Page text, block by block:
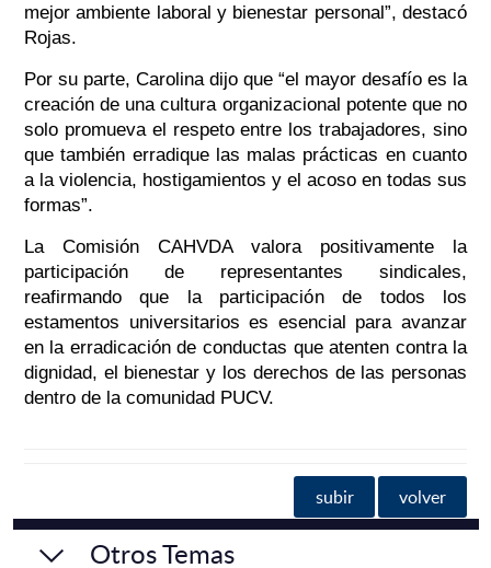
mejor ambiente laboral y bienestar personal”, destacó
Rojas.
Por su parte, Carolina dijo que “el mayor desafío es la
creación de una cultura organizacional potente que no
solo promueva el respeto entre los trabajadores, sino
que también erradique las malas prácticas en cuanto
a la violencia, hostigamientos y el acoso en todas sus
formas”.
La Comisión CAHVDA valora positivamente la
participación de representantes sindicales,
reafirmando que la participación de todos los
estamentos universitarios es esencial para avanzar
en la erradicación de conductas que atenten contra la
dignidad, el bienestar y los derechos de las personas
dentro de la comunidad PUCV.
subir volver
Otros Temas